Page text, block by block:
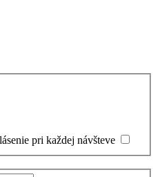
pri každej návšteve